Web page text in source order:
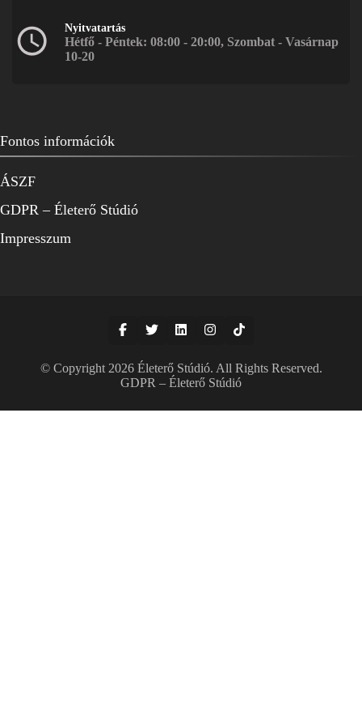
Nyitvatartás
Hétfő - Péntek: 08:00 - 20:00, Szombat - Vasárnap
10-20
Fontos információk
ÁSZF
GDPR – Életerő Stúdió
Impresszum
© Copyright 2026 Életerő Stúdió. All Rights Reserved.
GDPR – Életerő Stúdió